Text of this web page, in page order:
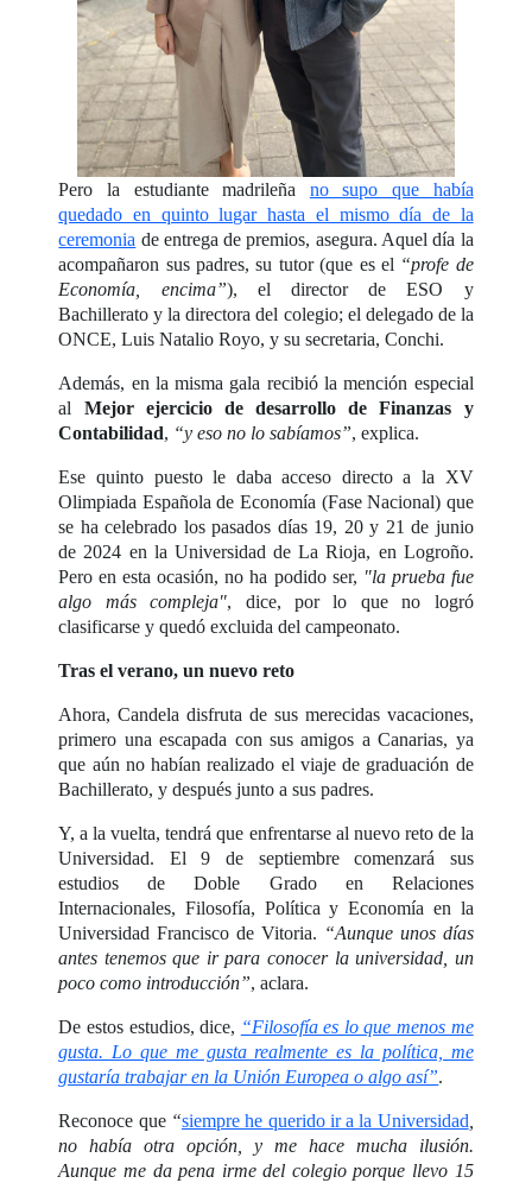
Pero la estudiante madrileña no supo que había
quedado en quinto lugar hasta el mismo día de la
ceremonia de entrega de premios, asegura. Aquel día la
acompañaron sus padres, su tutor (que es el “profe de
Economía, encima”), el director de ESO y
Bachillerato y la directora del colegio; el delegado de la
ONCE, Luis Natalio Royo, y su secretaria, Conchi.
Además, en la misma gala recibió la mención especial
al Mejor ejercicio de desarrollo de Finanzas y
Contabilidad, “y eso no lo sabíamos”, explica.
Ese quinto puesto le daba acceso directo a la XV
Olimpiada Española de Economía (Fase Nacional) que
se ha celebrado los pasados días 19, 20 y 21 de junio
de 2024 en la Universidad de La Rioja, en Logroño.
Pero en esta ocasión, no ha podido ser, "la prueba fue
algo más compleja", dice, por lo que no logró
clasificarse y quedó excluida del campeonato.
Tras el verano, un nuevo reto
Ahora, Candela disfruta de sus merecidas vacaciones,
primero una escapada con sus amigos a Canarias, ya
que aún no habían realizado el viaje de graduación de
Bachillerato, y después junto a sus padres.
Y, a la vuelta, tendrá que enfrentarse al nuevo reto de la
Universidad. El 9 de septiembre comenzará sus
estudios de Doble Grado en Relaciones
Internacionales, Filosofía, Política y Economía en la
Universidad Francisco de Vitoria. “Aunque unos días
antes tenemos que ir para conocer la universidad, un
poco como introducción”, aclara.
De estos estudios, dice, “Filosofía es lo que menos me
gusta. Lo que me gusta realmente es la política, me
gustaría trabajar en la Unión Europea o algo así”.
Reconoce que “siempre he querido ir a la Universidad
no había otra opción, y me hace mucha ilusión.
Aunque me da pena irme del colegio porque llevo 15